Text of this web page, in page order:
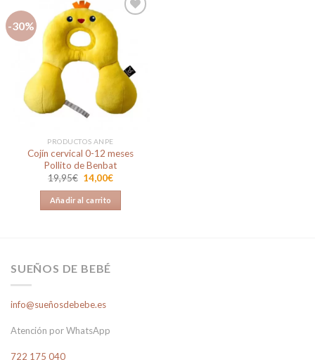
-30%
Añadir
lista de
deseos
PRODUCTOS ANPE
Cojín cervical 0-12 meses
Pollito de Benbat
19,95€ El
precio
original
era:
19,95€.
14,00€El
14,00€.
Añadir al carrito
SUEÑOS DE BEBÉ
info@sueñosdebebe.es
Atención por WhatsApp
722 175 040